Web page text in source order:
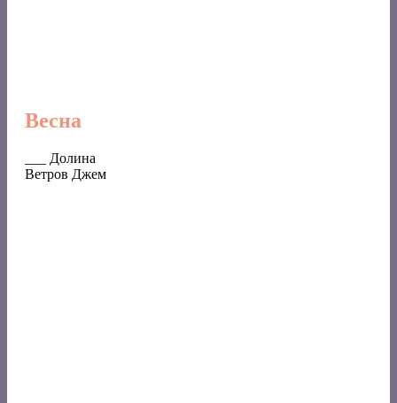
Весна
___ Долина
Ветров Джем